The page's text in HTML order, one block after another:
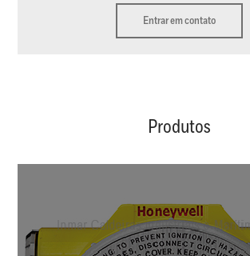
Entrar em contato
Produtos